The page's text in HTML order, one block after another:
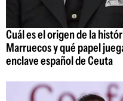
Cuál es el origen de la
Marruecos y qué papel
enclave español de Ceuta